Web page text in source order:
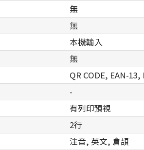
無
無
本機輸入
無
QR CODE, EAN-
-
有列印預視
2行
注音, 英文, 倉頡